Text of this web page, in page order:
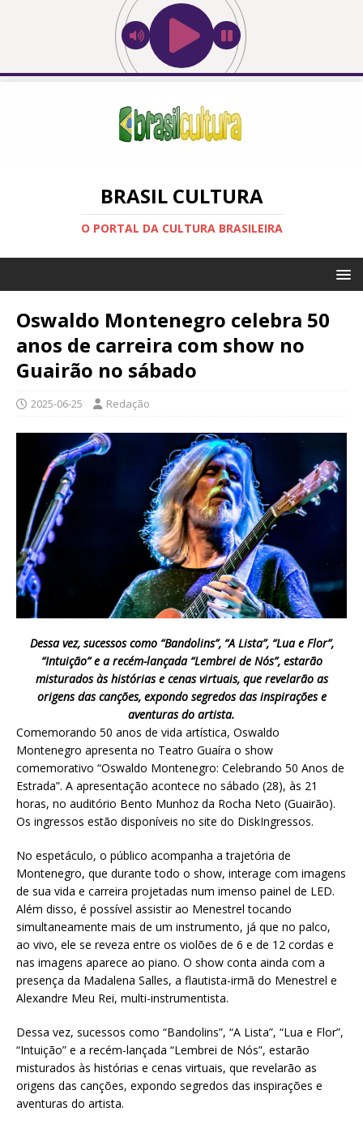
BRASIL CULTURA
O PORTAL DA CULTURA BRASILEIRA
Oswaldo Montenegro celebra 50
anos de carreira com show no
Guairão no sábado
2025-06-25 Redação
Dessa vez, sucessos como “Bandolins”, “A Lista”, “Lua e Flor”,
“Intuição” e a recém-lançada “Lembrei de Nós”, estarão
misturados às histórias e cenas virtuais, que revelarão as
origens das canções, expondo segredos das inspirações e
aventuras do artista.
Comemorando 50 anos de vida artística, Oswaldo
Montenegro apresenta no Teatro Guaíra o show
comemorativo “Oswaldo Montenegro: Celebrando 50 Anos de
Estrada”. A apresentação acontece no sábado (28), às 21
horas, no auditório Bento Munhoz da Rocha Neto (Guairão).
Os ingressos estão disponíveis no site do DiskIngressos.
No espetáculo, o público acompanha a trajetória de
Montenegro, que durante todo o show, interage com imagens
de sua vida e carreira projetadas num imenso painel de LED.
Além disso, é possível assistir ao Menestrel tocando
simultaneamente mais de um instrumento, já que no palco,
ao vivo, ele se reveza entre os violões de 6 e de 12 cordas e
nas imagens aparece ao piano. O show conta ainda com a
presença da Madalena Salles, a flautista-irmã do Menestrel e
Alexandre Meu Rei, multi-instrumentista.
Dessa vez, sucessos como “Bandolins”, “A Lista”, “Lua e Flor”,
“Intuição” e a recém-lançada “Lembrei de Nós”, estarão
misturados às histórias e cenas virtuais, que revelarão as
origens das canções, expondo segredos das inspirações e
aventuras do artista.